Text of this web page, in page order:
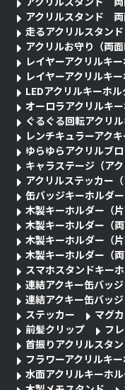
アクリルスタンド
走るアクリルスタンド
アクリルお守り（両面
レイヤーアクリルキ
レイヤーアクリルキ
LEDアクリルキーホル
オーロラアクリルキ
ぐるぐる回転アクリ
レンチキュラーアクキ
ゆらゆらアクリルブ
キャラステージ（アク
アクリルステッカー（
缶バッジキーホルダー
木製キーホルダー（片
木製キーホルダー（両
木製キーホルダー（片
木製キーホルダー（両
スマホスタンドキー
連結アクキー缶バッジ
連結アクキー缶バッジ
ステッカー
マグ
前髪クリップ
フ
首振りアクリルスタ
フラワーアクリルキ
水面アクリルキーホ